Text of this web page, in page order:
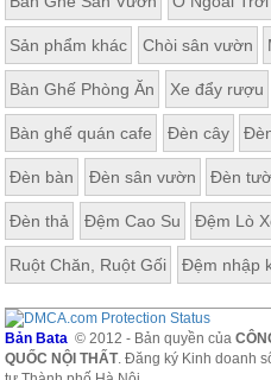
Sản phẩm khác Chòi sân vườn
Bàn Ghế Phòng Ăn Xe đẩy rượu
Bàn ghế quán cafe Đèn cây
Đèn bàn Đèn sân vườn Đèn
Đèn thả Đệm Cao Su Đệm Lò
Ruột Chăn, Ruột Gối Đệm nhập
Bản Bata © 2012 - Bản quyền của
QUỐC NỘI THẤT. Đăng ký Kinh doanh